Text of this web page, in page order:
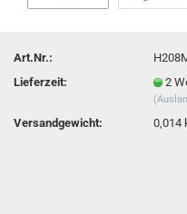
Art.Nr.:
Lieferzeit:
2
Versandgewicht: 0,014